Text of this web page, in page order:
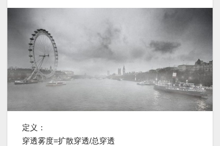
定义：
穿透雾度=扩散穿透/总穿透